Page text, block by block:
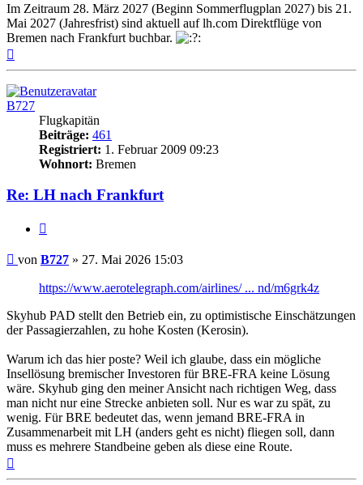
Im Zeitraum 28. März 2027 (Beginn Sommerflugplan 2027) bis 21.
Mai 2027 (Jahresfrist) sind aktuell auf lh.com Direktflüge von
Bremen nach Frankfurt buchbar.
B727
Flugkapitän
Beiträge: 461
Registriert: 1. Februar 2009 09:23
Wohnort: Bremen
Re: LH nach Frankfurt
Ungelesener
von B727 » 27. Mai 2026 15:03
https://www.aerotelegraph.com/airlines/ ... nd/m6grk4z
Skyhub PAD stellt den Betrieb ein, zu optimistische Einschätzungen
der Passagierzahlen, zu hohe Kosten (Kerosin).
Warum ich das hier poste? Weil ich glaube, dass ein mögliche
Insellösung bremischer Investoren für BRE-FRA keine Lösung
wäre. Skyhub ging den meiner Ansicht nach richtigen Weg, dass
man nicht nur eine Strecke anbieten soll. Nur es war zu spät, zu
wenig. Für BRE bedeutet das, wenn jemand BRE-FRA in
Zusammenarbeit mit LH (anders geht es nicht) fliegen soll, dann
muss es mehrere Standbeine geben als diese eine Route.